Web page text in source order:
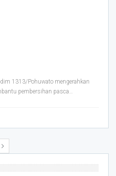
1313/Pohuwato mengerahkan
pembersihan pasca…